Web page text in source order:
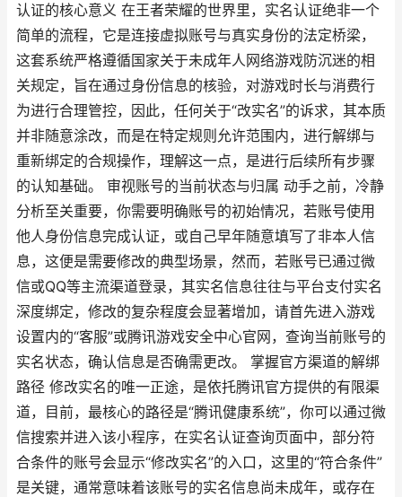
认证的核心意义 在王者荣耀的世界里，实名认证绝非一个
简单的流程，它是连接虚拟账号与真实身份的法定桥梁，
这套系统严格遵循国家关于未成年人网络游戏防沉迷的相
关规定，旨在通过身份信息的核验，对游戏时长与消费行
为进行合理管控，因此，任何关于“改实名”的诉求，其本质
并非随意涂改，而是在特定规则允许范围内，进行解绑与
重新绑定的合规操作，理解这一点，是进行后续所有步骤
的认知基础。 审视账号的当前状态与归属 动手之前，冷静
分析至关重要，你需要明确账号的初始情况，若账号使用
他人身份信息完成认证，或自己早年随意填写了非本人信
息，这便是需要修改的典型场景，然而，若账号已通过微
信或QQ等主流渠道登录，其实名信息往往与平台支付实名
深度绑定，修改的复杂程度会显著增加，请首先进入游戏
设置内的“客服”或腾讯游戏安全中心官网，查询当前账号的
实名状态，确认信息是否确需更改。 掌握官方渠道的解绑
路径 修改实名的唯一正途，是依托腾讯官方提供的有限渠
道，目前，最核心的路径是“腾讯健康系统”，你可以通过微
信搜索并进入该小程序，在实名认证查询页面中，部分符
合条件的账号会显示“修改实名”的入口，这里的“符合条件”
是关键，通常意味着该账号的实名信息尚未成年，或存在